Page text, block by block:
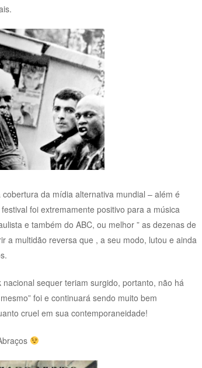
da mídia alternativa mundial – além é
foi extremamente positivo para a música
e também do ABC, ou melhor ” as dezenas de
a multidão reversa que , a seu modo, lutou e ainda
sequer teriam surgido, portanto, não há
foi e continuará sendo muito bem
cruel em sua contemporaneidade!